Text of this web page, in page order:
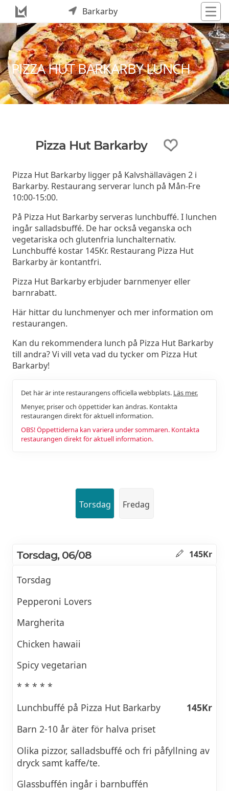
Barkarby
PIZZA HUT BARKARBY LUNCH
Pizza Hut Barkarby
Pizza Hut Barkarby ligger på Kalvshällavägen 2 i
Barkarby. Restaurang serverar lunch på Mån-Fre
10:00-15:00.
På Pizza Hut Barkarby serveras lunchbuffé. I lunchen
ingår salladsbuffé. De har också veganska och
vegetariska och glutenfria lunchalternativ.
Lunchbuffé kostar 145Kr. Restaurang Pizza Hut
Barkarby är kontantfri.
Pizza Hut Barkarby erbjuder barnmenyer eller
barnrabatt.
Här hittar du lunchmenyer och mer information om
restaurangen.
Kan du rekommendera lunch på Pizza Hut Barkarby
till andra? Vi vill veta vad du tycker om Pizza Hut
Barkarby!
Det här är inte restaurangens officiella webbplats. Läs mer.
Menyer, priser och öppettider kan ändras. Kontakta
restaurangen direkt för aktuell information.
OBS! Öppettiderna kan variera under sommaren. Kontakta
restaurangen direkt för aktuell information.
Torsdag Fredag
Torsdag, 06/08 145Kr
Torsdag
Pepperoni Lovers
Margherita
Chicken hawaii
Spicy vegetarian
* * * * *
Lunchbuffé på Pizza Hut Barkarby
145Kr
Barn 2-10 år äter för halva priset
Olika pizzor, salladsbuffé och fri påfyllning av
dryck samt kaffe/te.
Glassbuffén ingår i barnbuffén